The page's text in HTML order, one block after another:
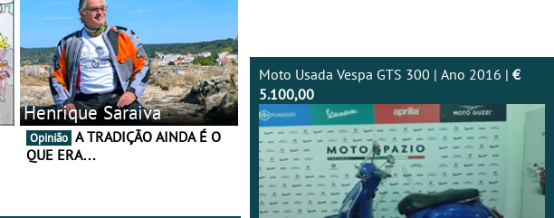
Henrique Saraiva
Opinião
QUE ERA…
Moto Usada Vespa GTS 300 | Ano 2016 | €
5.100,00